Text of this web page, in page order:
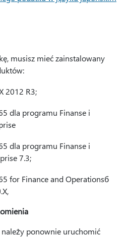
musisz mieć zainstalowany
2012 R3;
dla programu Finanse i
dla programu Finanse i
7.3;
for Finance and Operationsб
ponownie uruchomić